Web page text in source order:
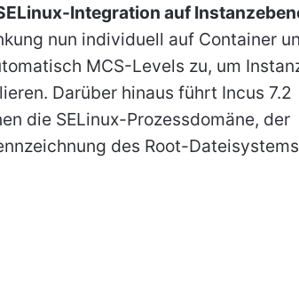
Integration auf
nun individuell auf Container
MCS-Levels zu, um
Darüber hinaus führt Incus 7.2
die SELinux-Prozessdomäne, der
des Root-Dateisystems